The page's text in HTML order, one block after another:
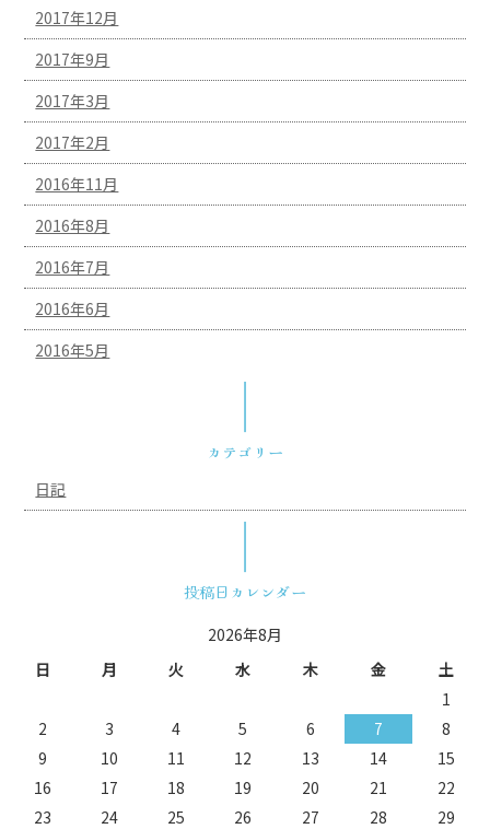
2017年12月
2017年9月
2017年3月
2017年2月
2016年11月
2016年8月
2016年7月
2016年6月
2016年5月
カテゴリー
日記
投稿日カレンダー
2026年8月
日
月 火 水 木 金
土
1
2
3 4 5 6 7
8
9
10 11 12 13 14
15
16
17 18 19 20 21
22
23
24 25 26 27 28 29